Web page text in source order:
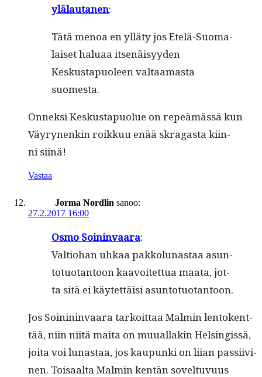
ylälau­ta­nen:
Tätä menoa en yllä­ty jos Etelä-Suo­ma­
laiset halu­aa itsenäisyy­den
Keskustapuoleen val­taa­mas­ta
suomesta.
Onnek­si Keskustapuolue on repeämässä kun
Väyry­nenkin roikkuu enää skra­gas­ta kiin­
ni siinä!
Vastaa
Jorma Nordlin sanoo:
27.2.2017 16:00
Osmo Soin­in­vaara:
Val­tio­han uhkaa pakkol­u­nas­taa asun­
to­tuotan­toon kaavoitet­tua maa­ta, jot­
ta sitä ei käytet­täisi asuntotuotantoon.
Jos Soinin­in­vaara tarkoit­taa Malmin lento­kent­
tää, niin niitä mai­ta on muual­lakin Helsingis­sä,
joi­ta voi lunas­taa, jos kaupun­ki on liian pas­si­ivi­
nen. Toisaal­ta Malmin ken­tän sovel­tuvu­us